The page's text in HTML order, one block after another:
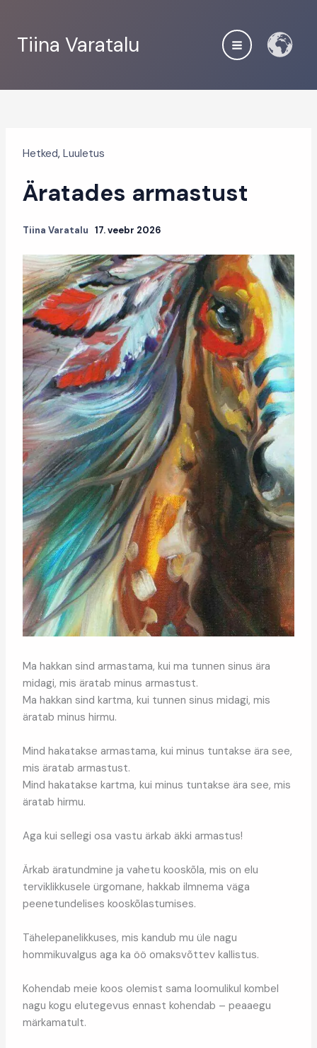
contentTiina Varatalu
Hetked,Luuletus
Äratades armastust
Tiina Varatalu 17. veebr 2026
Ma hakkan sind armastama, kui ma tunnen sinus ära
midagi, mis äratab minus armastust.
Ma hakkan sind kartma, kui tunnen sinus midagi, mis
äratab minus hirmu.
Mind hakatakse armastama, kui minus tuntakse ära see,
mis äratab armastust.
Mind hakatakse kartma, kui minus tuntakse ära see, mis
äratab hirmu.
Aga kui sellegi osa vastu ärkab äkki armastus!
Ärkab äratundmine ja vahetu kooskõla, mis on elu
terviklikkusele ürgomane, hakkab ilmnema väga
peenetundelises kooskõlastumises.
Tähelepanelikkuses, mis kandub mu üle nagu
hommikuvalgus aga ka öö omaksvõttev kallistus.
Kohendab meie koos olemist sama loomulikul kombel
nagu kogu elutegevus ennast kohendab – peaaegu
märkamatult.